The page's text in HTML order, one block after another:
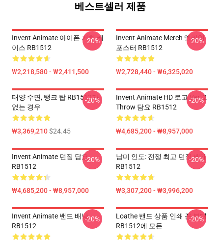
베스트셀러 제품
Invent Animate 아이폰 거친 케
이스 RB1512
₩2,218,580 - ₩2,411,500
-20%
Invent Animate Merch 엘리엄
포스터 RB1512
₩2,728,440 - ₩6,325,020
-20%
태양 수면, 탱크 탑 RB1512가
없는 경우
₩3,369,210$24.45
-20%
Invent Animate HD 로고 Ver. 2
Throw 담요 RB1512
₩4,685,200 - ₩8,957,000
-20%
Invent Animate 던짐 담요
RB1512
₩4,685,200 - ₩8,957,000
-20%
남미 인도: 전쟁 최고 던짐 베개
RB1512
₩3,307,200 - ₩3,996,200
-20%
Invent Animate 밴드 배낭
RB1512
-20%
Loathe 밴드 상품 인쇄 끈 부대
RB1512에 모든
-20%